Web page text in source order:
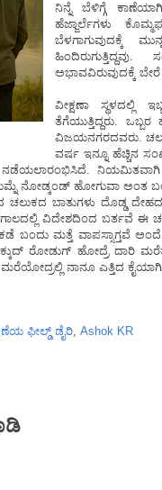
ನಿನ್ನೆ ಬೆಳಿಗ್ಗೆ
ಹೆಜ್ಜಾರ್ಲೆಗಳು
ಬೆಳಗಾಗುವುದಕ್ಕೆ
ಅಭಾವವಿರುವುದಕ್ಕೆ
ವೀಕ್ಷಣಾ ಸ್ಥಳದಲ್ಲಿ
ತೆಗೆಯುತ್ತಿದ್ದರು.
ವಿಜಯನಗರದವರು.
ವರ್ಷ ಇನ್ನೂ ಹೆಚ್ಚಿನ
ನಡೆಯಲಾರಂಭಿಸಿದೆ. ನಿಯಮಿತವಾಗಿ
ಸುಮ್ನೆ ನೋಡ್ಕಂಡ್ ಹೋಗುವಾ ಅಂತ
ಚಲುಕದ ಬಾತುಗಳು ದೊಡ್ಡ
ವಿದೇಶದಿಂದ ಬರ್ತವೆ ಈ
ಬಂದು ಮತ್ತೆ ವಾಪಸ್ಸಾಗ್ತವೆ
ರೋಡುಗ್ ಹೋದ್ರೆ ದಾರಿ
ಮರೆಯೋದ್ರಲ್ಲಿ ನಾನೂ ಎತ್ತಿದ
ಫೀಲ್ಡ್‌ ಡೈರಿ, Ashok KR